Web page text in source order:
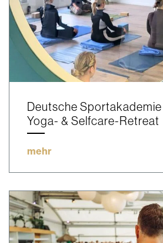
Deutsche
Yoga- & Selfcare-Retreat
mehr